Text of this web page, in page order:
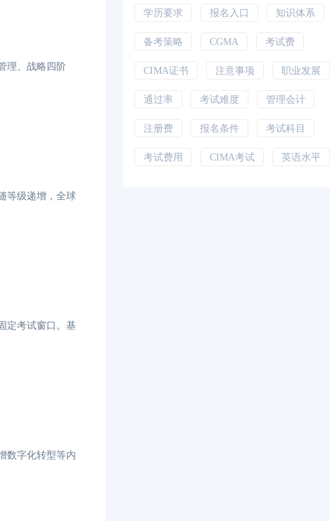
理、战略四阶
等级递增，全球
定考试窗口。基
数字化转型等内
学历要求 报名入口 知识体系
备考策略 CGMA 考试费
CIMA证书 注意事项 职业发展
通过率 考试难度 管理会计
注册费 报名条件 考试科目
考试费用 CIMA考试 英语水平